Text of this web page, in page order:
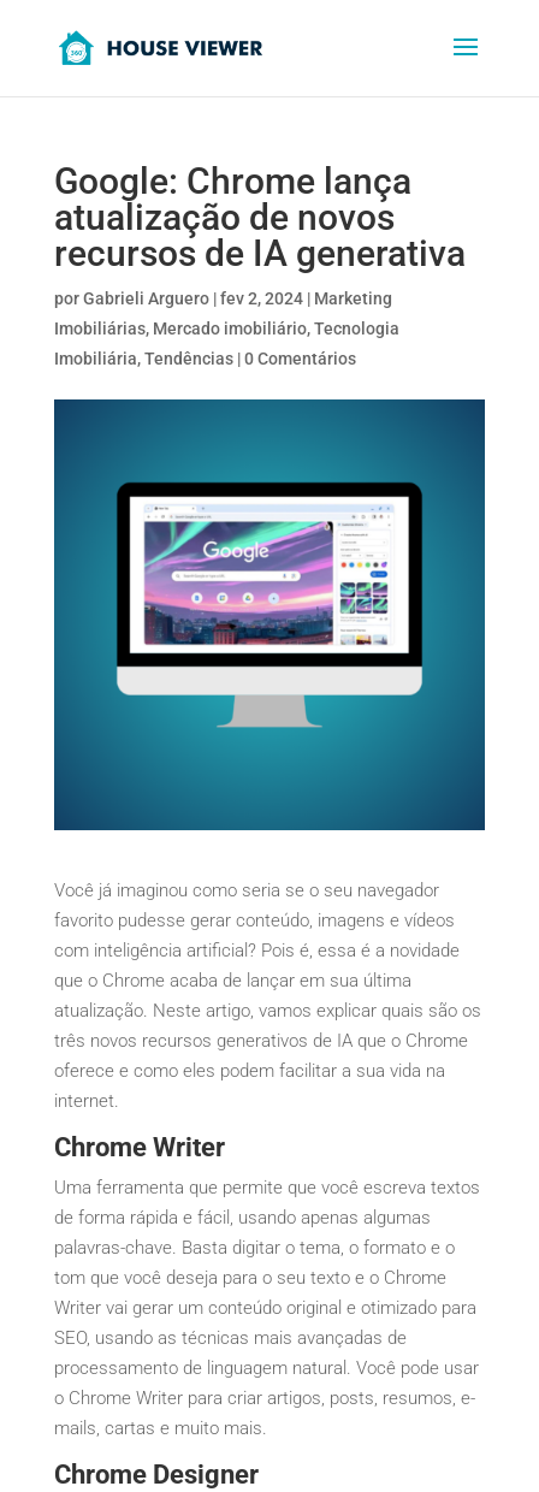
Google: Chrome lança
atualização de novos
recursos de IA generativa
porGabrieli Arguero|fev 2, 2024| Marketing
Imobiliárias, Mercado imobiliário,Tecnologia
Imobiliária,Tendências|0 Comentários
Você já imaginou como seria se o seu navegador
favorito pudesse gerar conteúdo, imagens e vídeos
com inteligência artificial? Pois é, essa é a novidade
que o Chrome acaba de lançar em sua última
atualização. Neste artigo, vamos explicar quais são os
três novos recursos generativos de IA que o Chrome
oferece e como eles podem facilitar a sua vida na
internet.
Chrome Writer
Uma ferramenta que permite que você escreva textos
de forma rápida e fácil, usando apenas algumas
palavras-chave. Basta digitar o tema, o formato e o
tom que você deseja para o seu texto e o Chrome
Writer vai gerar um conteúdo original e otimizado para
SEO, usando as técnicas mais avançadas de
processamento de linguagem natural. Você pode usar
o Chrome Writer para criar artigos, posts, resumos, e-
mails, cartas e muito mais.
Chrome Designer